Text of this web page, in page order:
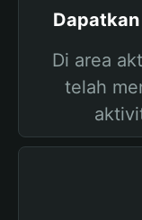
Di area
telah